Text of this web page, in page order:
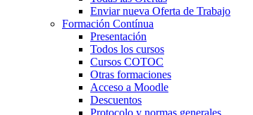
Enviar nueva Oferta de Trabajo
Formación Contínua
Presentación
Todos los cursos
Cursos COTOC
Otras formaciones
Acceso a Moodle
Descuentos
Protocolo y normas generales